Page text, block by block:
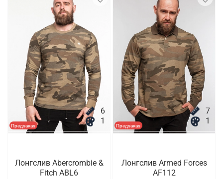
Предзаказ
6
1
Лонгслив Abercrombie &
Fitch ABL6
Предзаказ
7
1
Лонгслив Armed Forces
AF112